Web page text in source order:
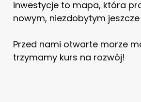
inwestycje to mapa, która
nowym, niezdobytym
Przed nami otwarte morze
trzymamy kurs na rozwój!